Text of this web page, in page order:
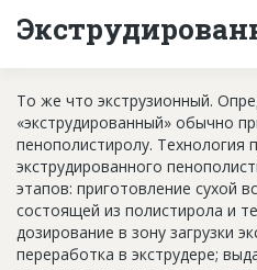
О проекте
База строящихся объектов
Инвестпроекты
Глоссарий
Новости
Платные услуги
То же что экструзионный.
«экструдированный» обычно
пенополистиролу. Технология
экструдированного
этапов: приготовление сухой
состоящей из полистирола и
дозирование в зону загрузки
переработка в экструдере;